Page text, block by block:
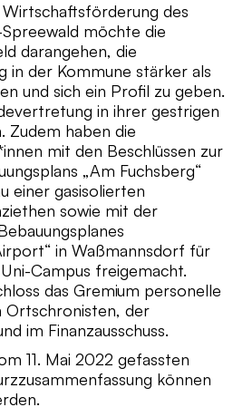
des
möchte die
darangehen, die
in der Kommune stärker als
und sich ein Profil zu geben.
in ihrer gestrigen
Zudem haben die
mit den Beschlüssen zur
„Am Fuchsberg“
einer gasisolierten
sowie mit der
in Waßmannsdorf für
Campus freigemacht.
das Gremium personelle
Ortschronisten, der
im Finanzausschuss.
11. Mai 2022 gefassten
können